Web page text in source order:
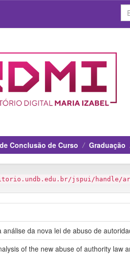
Conclusão de Curso Graduação
jspui/handle/
da nova lei de abuso de
of the new abuse of authority law